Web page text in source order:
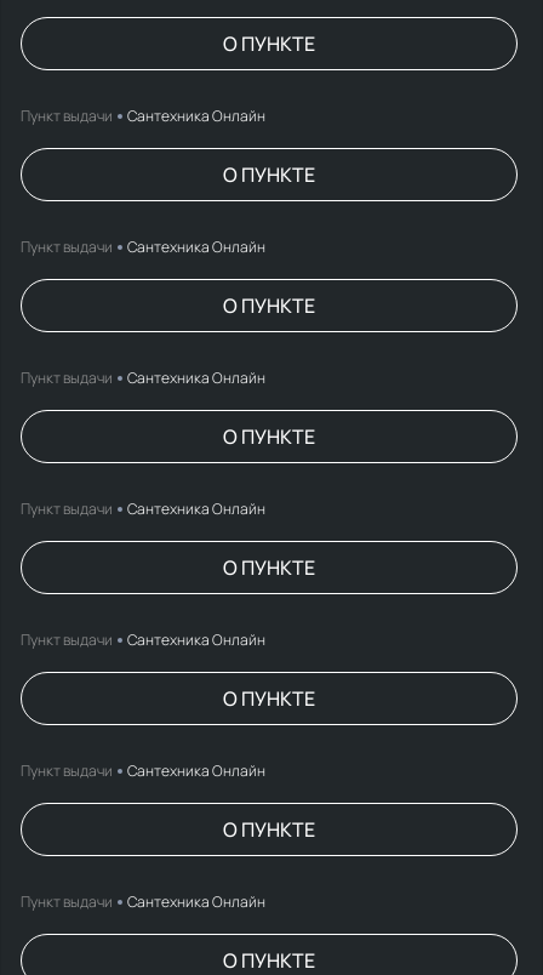
О ПУНКТЕ
Пункт выдачи Сантехника Онлайн
О ПУНКТЕ
Пункт выдачи Сантехника Онлайн
О ПУНКТЕ
Пункт выдачи Сантехника Онлайн
О ПУНКТЕ
Пункт выдачи Сантехника Онлайн
О ПУНКТЕ
Пункт выдачи Сантехника Онлайн
О ПУНКТЕ
Пункт выдачи Сантехника Онлайн
О ПУНКТЕ
Пункт выдачи Сантехника Онлайн
О ПУНКТЕ